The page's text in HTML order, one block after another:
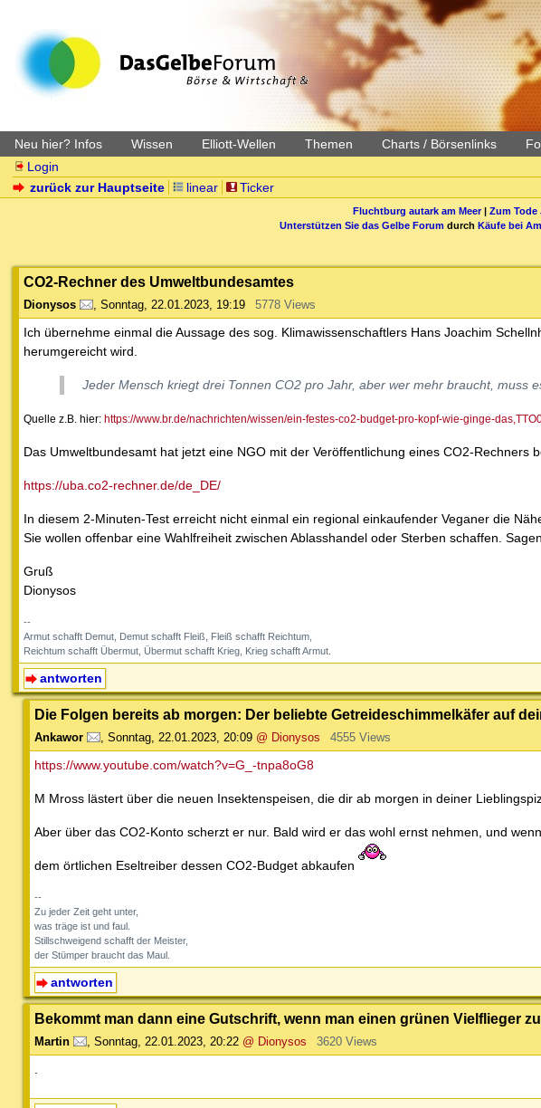
Neu hier? Infos Wissen Elliott-Wellen Themen Charts / Börsenlinks
Login
zurück zur Hauptseite
linear Ticker
Fluchtburg autark am Meer| Zum Tode
Unterstützen Sie das Gelbe Forum durch Käufe bei
CO2-Rechner des Umweltbundesamtes
Dionysos , Sonntag, 22.01.2023, 19:19 5778 Views
Ich übernehme einmal die Aussage des sog. Klimawissenschaftlers Hans Joachim
herumgereicht wird.
Jeder Mensch kriegt drei Tonnen CO2 pro Jahr, aber wer mehr braucht, muss
Quelle z.B. hier: https://www.br.de/nachrichten/wissen/ein-festes-co2-budget-pro-kopf-wie-ginge-
Das Umweltbundesamt hat jetzt eine NGO mit der Veröffentlichung eines CO2-Rechners
https://uba.co2-rechner.de/de_DE/
In diesem 2-Minuten-Test erreicht nicht einmal ein regional einkaufender Veganer die
Sie wollen offenbar eine Wahlfreiheit zwischen Ablasshandel oder Sterben schaffen.
Gruß
Dionysos
--
Armut schafft Demut, Demut schafft Fleiß, Fleiß schafft Reichtum,
Reichtum schafft Übermut, Übermut schafft Krieg, Krieg schafft Armut.
antworten
Die Folgen bereits ab morgen: Der beliebte Getreideschimmelkäfer auf
Ankawor , Sonntag, 22.01.2023, 20:09 @ Dionysos 4555 Views
https://www.youtube.com/watch?v=G_-tnpa8oG8
M Mross lästert über die neuen Insektenspeisen, die dir ab morgen in deiner
Aber über das CO2-Konto scherzt er nur. Bald wird er das wohl ernst nehmen, und
dem örtlichen Eseltreiber dessen CO2-Budget abkaufen
--
Zu jeder Zeit geht unter,
was träge ist und faul.
Stillschweigend schafft der Meister,
der Stümper braucht das Maul.
antworten
Bekommt man dann eine Gutschrift, wenn man einen grünen Vielflieger
Martin , Sonntag, 22.01.2023, 20:22 @ Dionysos 3620 Views